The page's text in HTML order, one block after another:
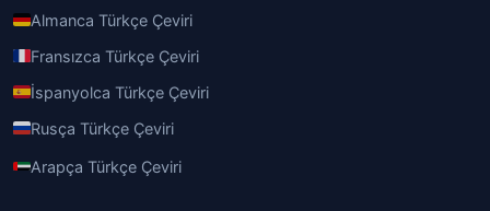
Almanca Türkçe Çeviri
Fransızca Türkçe Çeviri
İspanyolca Türkçe Çeviri
Rusça Türkçe Çeviri
Arapça Türkçe Çeviri